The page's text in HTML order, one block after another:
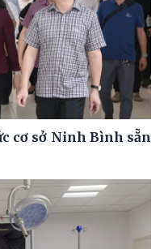
cơ sở Ninh Bình sẵn